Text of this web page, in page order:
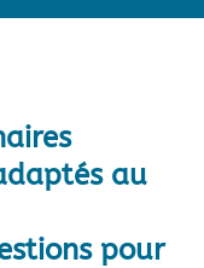
au
pour